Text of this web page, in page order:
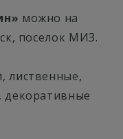
можно на
поселок МИЗ.
лиственные,
декоративные